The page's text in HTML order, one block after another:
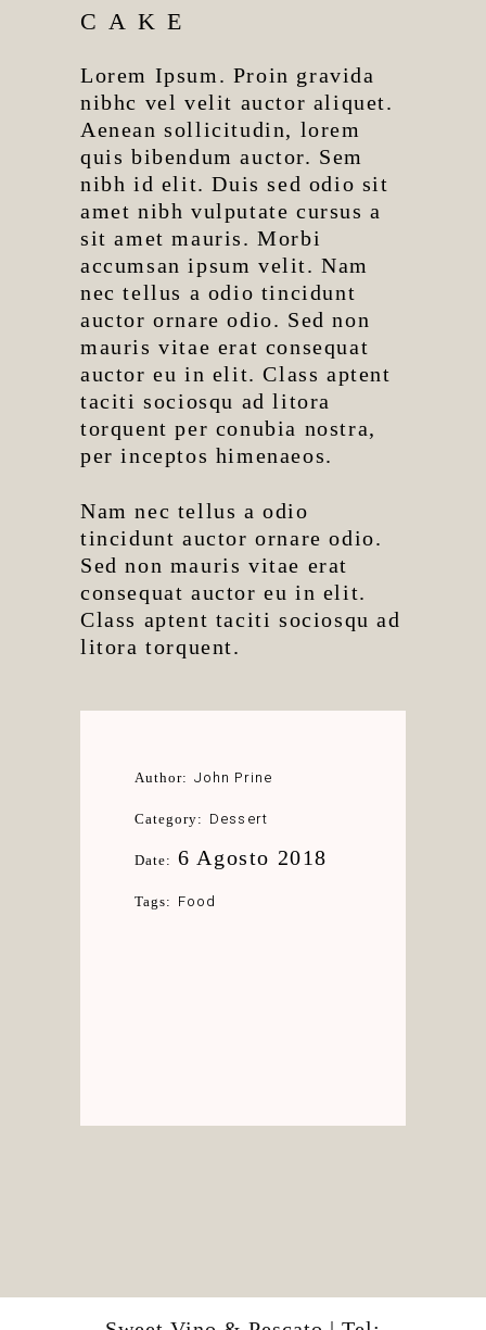
CAKE
Lorem Ipsum. Proin gravida
nibhc vel velit auctor aliquet.
Aenean sollicitudin, lorem
quis bibendum auctor. Sem
nibh id elit. Duis sed odio sit
amet nibh vulputate cursus a
sit amet mauris. Morbi
accumsan ipsum velit. Nam
nec tellus a odio tincidunt
auctor ornare odio. Sed non
mauris vitae erat consequat
auctor eu in elit. Class aptent
taciti sociosqu ad litora
torquent per conubia nostra,
per inceptos himenaeos.
Nam nec tellus a odio
tincidunt auctor ornare odio.
Sed non mauris vitae erat
consequat auctor eu in elit.
Class aptent taciti sociosqu ad
litora torquent.
Author: John Prine
Category: Dessert
Date: 6 Agosto 2018
Tags: Food